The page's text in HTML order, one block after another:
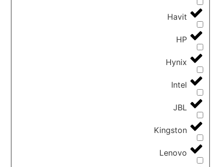
Havit
HP
Hynix
Intel
JBL
Kingston
Lenovo